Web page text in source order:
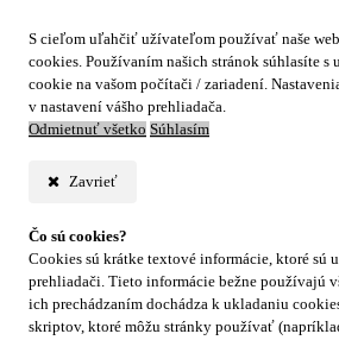
S cieľom uľahčiť užívateľom používať naše
cookies. Používaním našich stránok súhlasíte s
cookie na vašom počítači / zariadení.
v nastavení vášho prehliadača.
Odmietnuť všetko Súhlasím
Zavrieť
Čo sú cookies?
Cookies sú krátke textové informácie, ktoré sú
prehliadači. Tieto informácie bežne používajú
ich prechádzaním dochádza k ukladaniu
skriptov, ktoré môžu stránky používať